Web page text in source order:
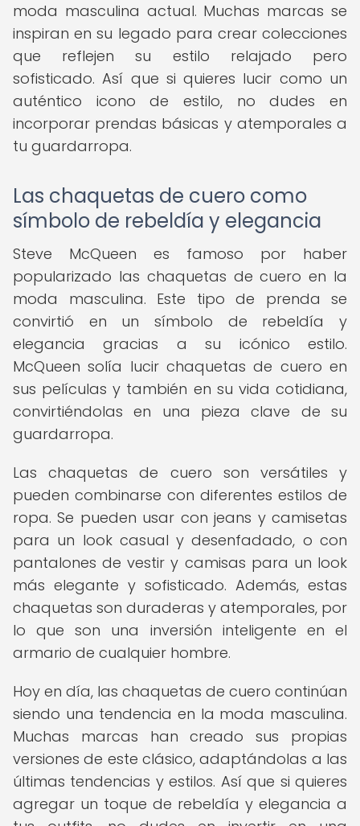
moda masculina actual. Muchas marcas se
inspiran en su legado para crear colecciones
que reflejen su estilo relajado pero
sofisticado. Así que si quieres lucir como un
auténtico icono de estilo, no dudes en
incorporar prendas básicas y atemporales a
tu guardarropa.
Las chaquetas de cuero como
símbolo de rebeldía y elegancia
Steve McQueen es famoso por haber
popularizado las chaquetas de cuero en la
moda masculina. Este tipo de prenda se
convirtió en un símbolo de rebeldía y
elegancia gracias a su icónico estilo.
McQueen solía lucir chaquetas de cuero en
sus películas y también en su vida cotidiana,
convirtiéndolas en una pieza clave de su
guardarropa.
Las chaquetas de cuero son versátiles y
pueden combinarse con diferentes estilos de
ropa. Se pueden usar con jeans y camisetas
para un look casual y desenfadado, o con
pantalones de vestir y camisas para un look
más elegante y sofisticado. Además, estas
chaquetas son duraderas y atemporales, por
lo que son una inversión inteligente en el
armario de cualquier hombre.
Hoy en día, las chaquetas de cuero continúan
siendo una tendencia en la moda masculina.
Muchas marcas han creado sus propias
versiones de este clásico, adaptándolas a las
últimas tendencias y estilos. Así que si quieres
agregar un toque de rebeldía y elegancia a